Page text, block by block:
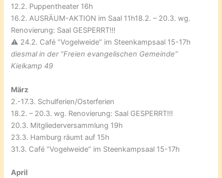
12.2. Puppentheater 16h
16.2. AUSRÄUM-AKTION im Saal 11h18.2. – 20.3. wg.
Renovierung: Saal GESPERRT!!!
⚠️ 24.2. Café “Vogelweide” im Steenkampsaal 15-17h
diesmal in der “Freien evangelischen Gemeinde”
Kielkamp 49
März
2.-17.3. Schulferien/Osterferien
18.2. – 20.3. wg. Renovierung: Saal GESPERRT!!!
20.3. Mitgliederversammlung 19h
23.3. Hamburg räumt auf 15h
31.3. Café “Vogelweide” im Steenkampsaal 15-17h
April